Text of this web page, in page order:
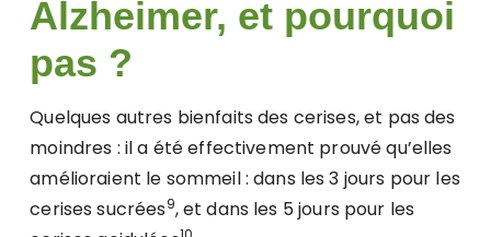
Alzheimer, et pourquoi
pas ?
Quelques autres bienfaits des cerises, et pas des
moindres : il a été effectivement prouvé qu’elles
amélioraient le sommeil : dans les 3 jours pour les
cerises sucrées9, et dans les 5 jours pour les